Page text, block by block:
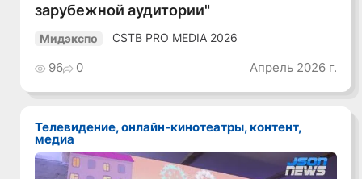
зарубежной аудитории"
Мидэкспо CSTB PRO MEDIA 2026
96 0 Апрель 2026 г.
Телевидение, онлайн-кинотеатры, контент,
медиа